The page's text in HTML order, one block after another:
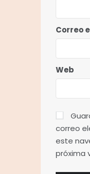
Correo
Web
correo
este
próxima